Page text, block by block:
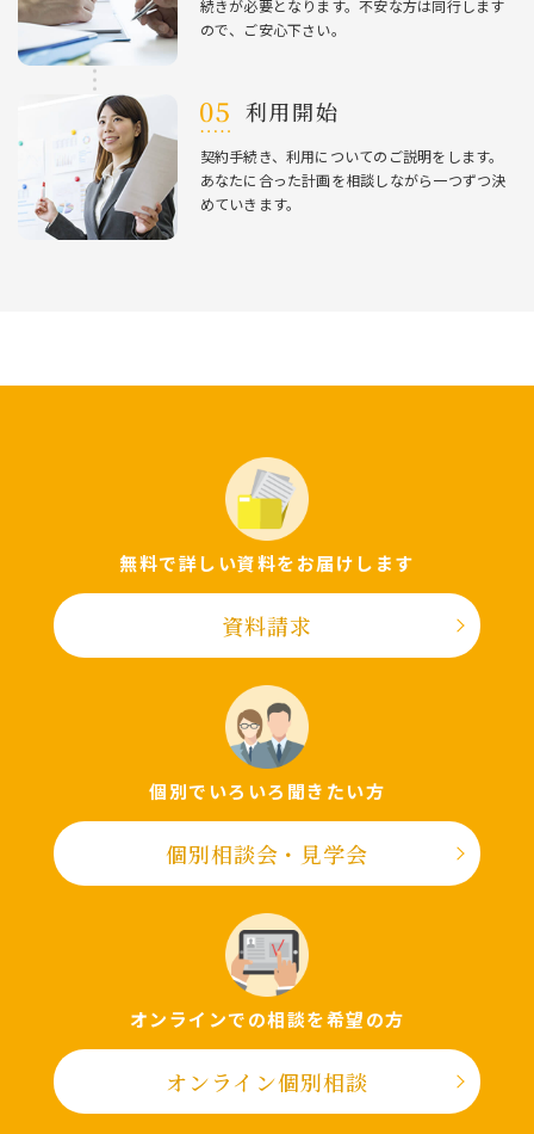
続きが必要となります。不安な⽅は同⾏します
ので、ご安⼼下さい。
利⽤開始
契約⼿続き、利⽤についてのご説明をします。
あなたに合った計画を相談しながら⼀つずつ決
めていきます。
無料で詳しい資料をお届けします
資料請求
個別でいろいろ聞きたい⽅
個別相談会・⾒学会
オンラインでの相談を希望の⽅
オンライン個別相談